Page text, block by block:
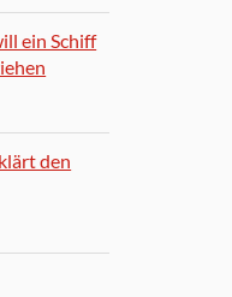
ein Schiff
den